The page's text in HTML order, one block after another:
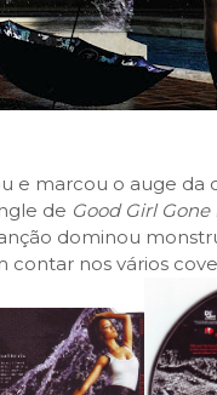
e marcou o auge da
de Good Girl Gone
dominou
contar nos vários